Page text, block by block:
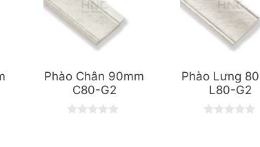
Phào Chân 90mm
C80-G2
Phào Lưng
L80-G2